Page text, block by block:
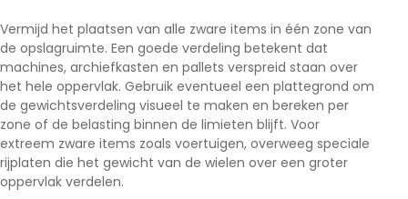
Vermijd het plaatsen van alle zware items in één zone van
de opslagruimte. Een goede verdeling betekent dat
machines, archiefkasten en pallets verspreid staan over
het hele oppervlak. Gebruik eventueel een plattegrond om
de gewichtsverdeling visueel te maken en bereken per
zone of de belasting binnen de limieten blijft. Voor
extreem zware items zoals voertuigen, overweeg speciale
rijplaten die het gewicht van de wielen over een groter
oppervlak verdelen.